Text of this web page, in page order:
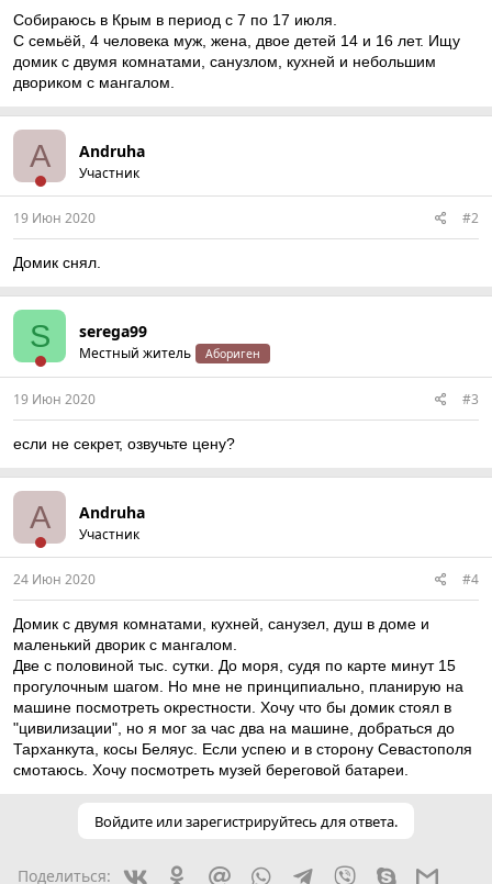
Собираюсь в Крым в период с 7 по 17 июля.
С семьёй, 4 человека муж, жена, двое детей 14 и 16 лет. Ищу
домик с двумя комнатами, санузлом, кухней и небольшим
двориком с мангалом.
A Andruha
Участник
19 Июн 2020 #2
Домик снял.
S serega99
Местный житель Абориген
19 Июн 2020 #3
если не секрет, озвучьте цену?
A Andruha
Участник
24 Июн 2020 #4
Домик с двумя комнатами, кухней, санузел, душ в доме и
маленький дворик с мангалом.
Две с половиной тыс. сутки. До моря, судя по карте минут 15
прогулочным шагом. Но мне не принципиально, планирую на
машине посмотреть окрестности. Хочу что бы домик стоял в
"цивилизации", но я мог за час два на машине, добраться до
Тарханкута, косы Беляус. Если успею и в сторону Севастополя
смотаюсь. Хочу посмотреть музей береговой батареи.
Войдите или зарегистрируйтесь для ответа.
Поделиться: ВконтактеОдноклассники
Mail.ru WhatsAppTelegram
Viber SkypeGmail